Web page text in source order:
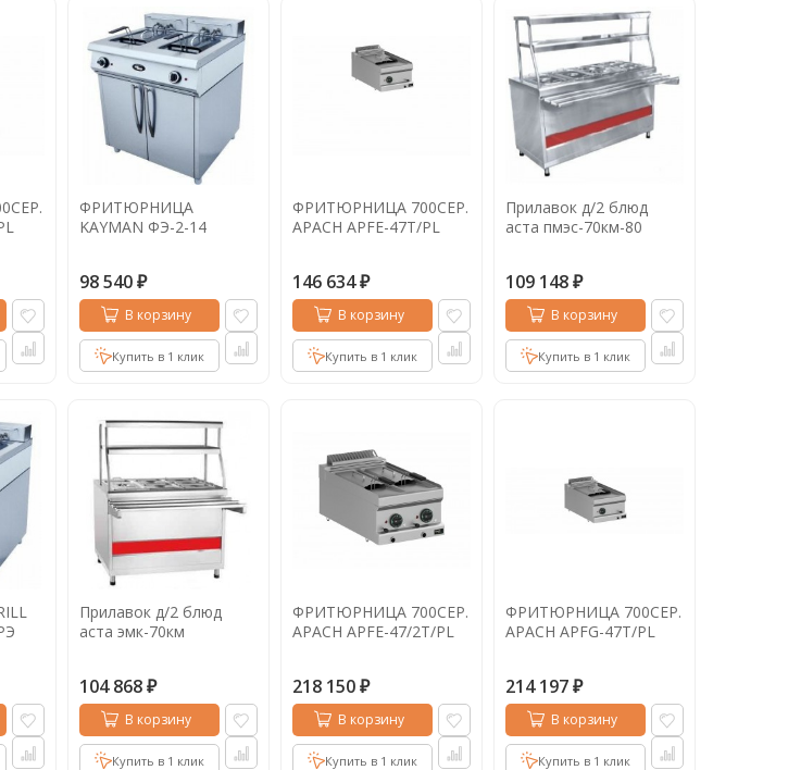
Акция2
ФРИТЮРНИЦА
KAYMAN ФЭ-2-14
98 540 ₽
В корзину
Купить в 1 клик
ФРИТЮРНИЦА 700СЕР.
APACH APFE-47T/PL
146 634 ₽
В корзину
Купить в 1 клик
Прилавок д/2 блюд
аста пмэс-70км-80
109 148 ₽
В корзину
Купить в 1 клик
Прилавок д/2 блюд
аста эмк-70км
104 868 ₽
В корзину
Купить в 1 клик
ФРИТЮРНИЦА 700СЕР.
APACH APFE-47/2T/PL
218 150 ₽
В корзину
Купить в 1 клик
ФРИТЮРНИЦА 700СЕР.
APACH APFG-47T/PL
214 197 ₽
В корзину
Купить в 1 клик